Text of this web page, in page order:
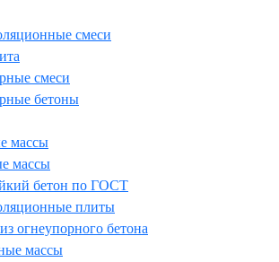
смеси
смеси
бетоны
массы
массы
бетон по ГОСТ
плиты
огнеупорного бетона
массы